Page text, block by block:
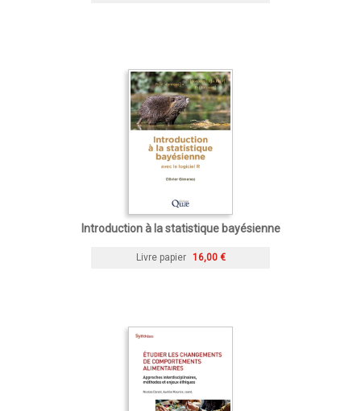
Introduction à la statistique bayésienne
Livre papier 16,00 €